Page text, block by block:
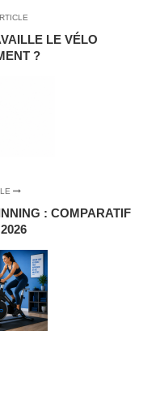
LE VÉLO
?
: COMPARATIF